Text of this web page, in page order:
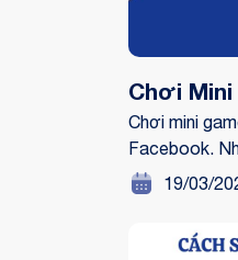
Chơi
Chơi mini
Facebook.
mẽ giữa
với thương
19/03/